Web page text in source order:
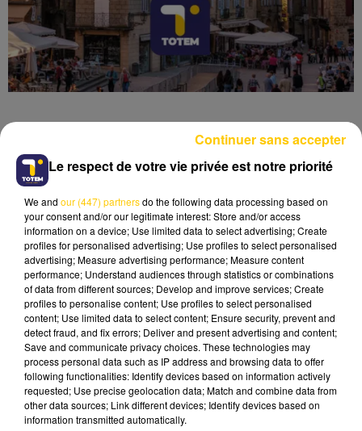
23 juin 2026 - 3 min 45 sec
L'INFO DE LA DORDOGNE DU 23/06/26
À 18H00
Ecoutez sur Totem l'information à Tulle, Brive,
dans le Nord du Lot et le pays sarladais avec les
reportages de nos journalistes sur le terrain.
Le respect de votre vie privée est notre priorité
We and our (447) partnersdo the following data processing based on
your consent and/or our legitimate interest: Store and/or access
information on a device; Use limited data to select advertising; Create
profiles for personalised advertising; Use profiles to select personalised
advertising; Measure advertising performance; Measure content
performance; Understand audiences through statistics or combinations
of data from different sources; Develop and improve services; Create
profiles to personalise content; Use profiles to select personalised
content; Use limited data to select content; Ensure security, prevent and
detect fraud, and fix errors; Deliver and present advertising and content;
Save and communicate privacy choices. These technologies may
process personal data such as IP address and browsing data to offer
following functionalities: Identify devices based on information actively
requested; Use precise geolocation data; Match and combine data from
other data sources; Link different devices; Identify devices based on
information transmitted automatically.
Continuer sans accepter